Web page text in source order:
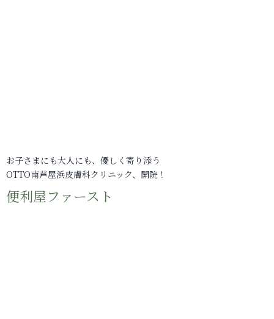
お子さまにも大人にも、優しく寄り添う
OTTO南芦屋浜皮膚科クリニック、開院！
便利屋ファースト